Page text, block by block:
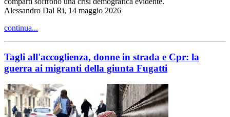
Alessandro Dal Ri, 14 maggio 2026
continua...
Tagli all'accoglienza, donne in strada e Cpr: la
guerra ai migranti della giunta Fugatti